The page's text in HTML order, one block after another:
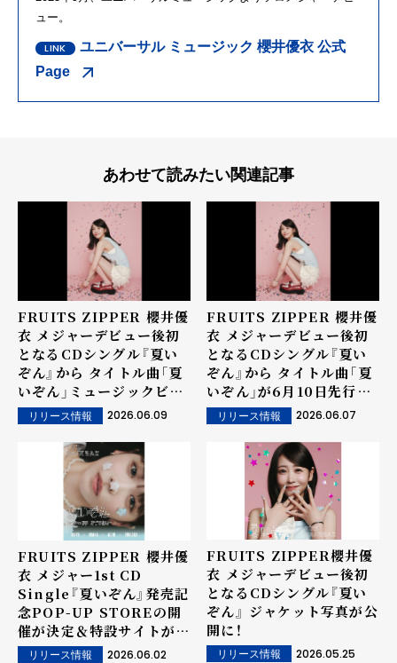
ュー。
ユニバーサル ミュージック 櫻井優衣 公式
Page
あわせて読みたい関連記事
FRUITS ZIPPER 櫻井優
衣 メジャーデビュー後初
となるCDシングル『夏い
ぞん』から タイトル曲「夏
いぞん」ミュージックビデ
オが6月10日20時公開決
定！
リリース情報 2026.06.09
FRUITS ZIPPER 櫻井優
衣 メジャーデビュー後初
となるCDシングル『夏い
ぞん』から タイトル曲「夏
いぞん」が6月10日先行配
信決定！ さらに、楽曲の一
部が6月8日から先行配信
リリース情報 2026.06.07
FRUITS ZIPPER 櫻井優
衣 メジャー1st CD
Single『夏いぞん』発売記
念POP-UP STOREの開
催が決定＆特設サイトがオ
ープン！
リリース情報 2026.06.02
FRUITS ZIPPER櫻井優
衣 メジャーデビュー後初
となるCDシングル『夏い
ぞん』 ジャケット写真が公
開に！
リリース情報 2026.05.25